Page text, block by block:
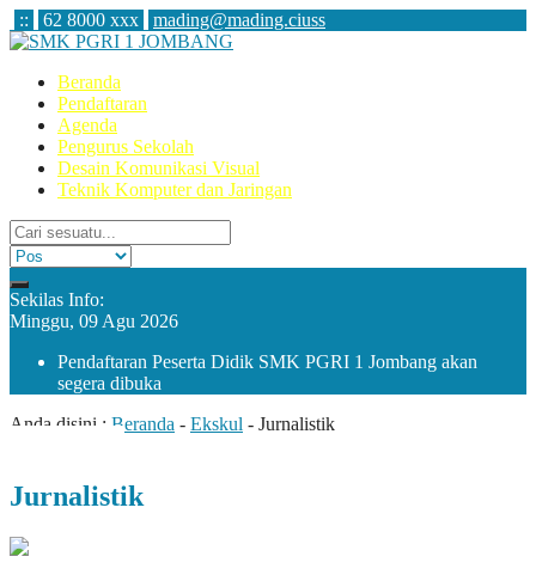
:: 62 8000 xxx mading@mading.ciuss
Beranda
Pendaftaran
Agenda
Pengurus Sekolah
Desain Komunikasi Visual
Teknik Komputer dan Jaringan
Sekilas Info:
Minggu, 09 Agu 2026
Pendaftaran Peserta Didik SMK PGRI 1 Jombang akan
segera dibuka
Anda disini : Beranda - Ekskul - Jurnalistik
Jurnalistik